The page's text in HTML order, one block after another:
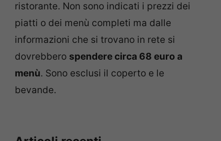
ristorante. Non sono indicati i prezzi dei
piatti o dei menù completi ma dalle
informazioni che si trovano in rete si
dovrebbero spendere circa 68 euro a
menù. Sono esclusi il coperto e le
bevande.